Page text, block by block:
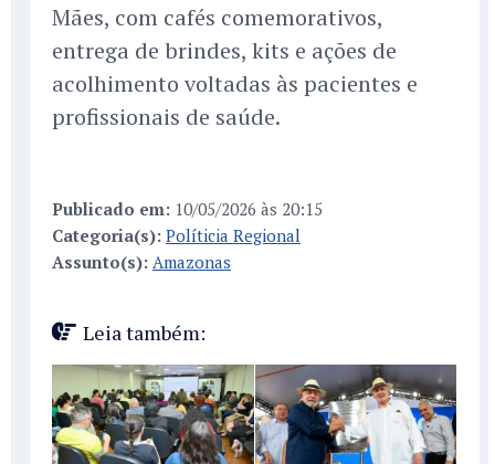
Mães, com cafés comemorativos,
entrega de brindes, kits e ações de
acolhimento voltadas às pacientes e
profissionais de saúde.
Publicado em: 10/05/2026 às 20:15
Categoria(s): Políticia Regional
Assunto(s): Amazonas
Leia também: